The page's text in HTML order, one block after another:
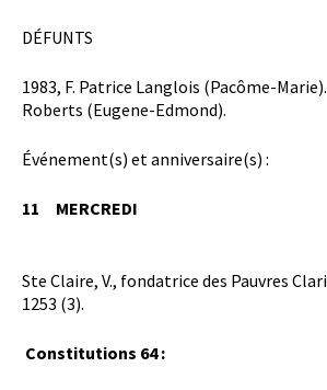
DÉFUNTS
1983, F. Patrice Langlois (Pacôme-
Roberts (Eugene-Edmond).
Événement(s) et anniversaire(s) :
11 MERCREDI
Ste Claire, V., fondatrice des Pauvres
1253 (3).
Constitutions 64 :